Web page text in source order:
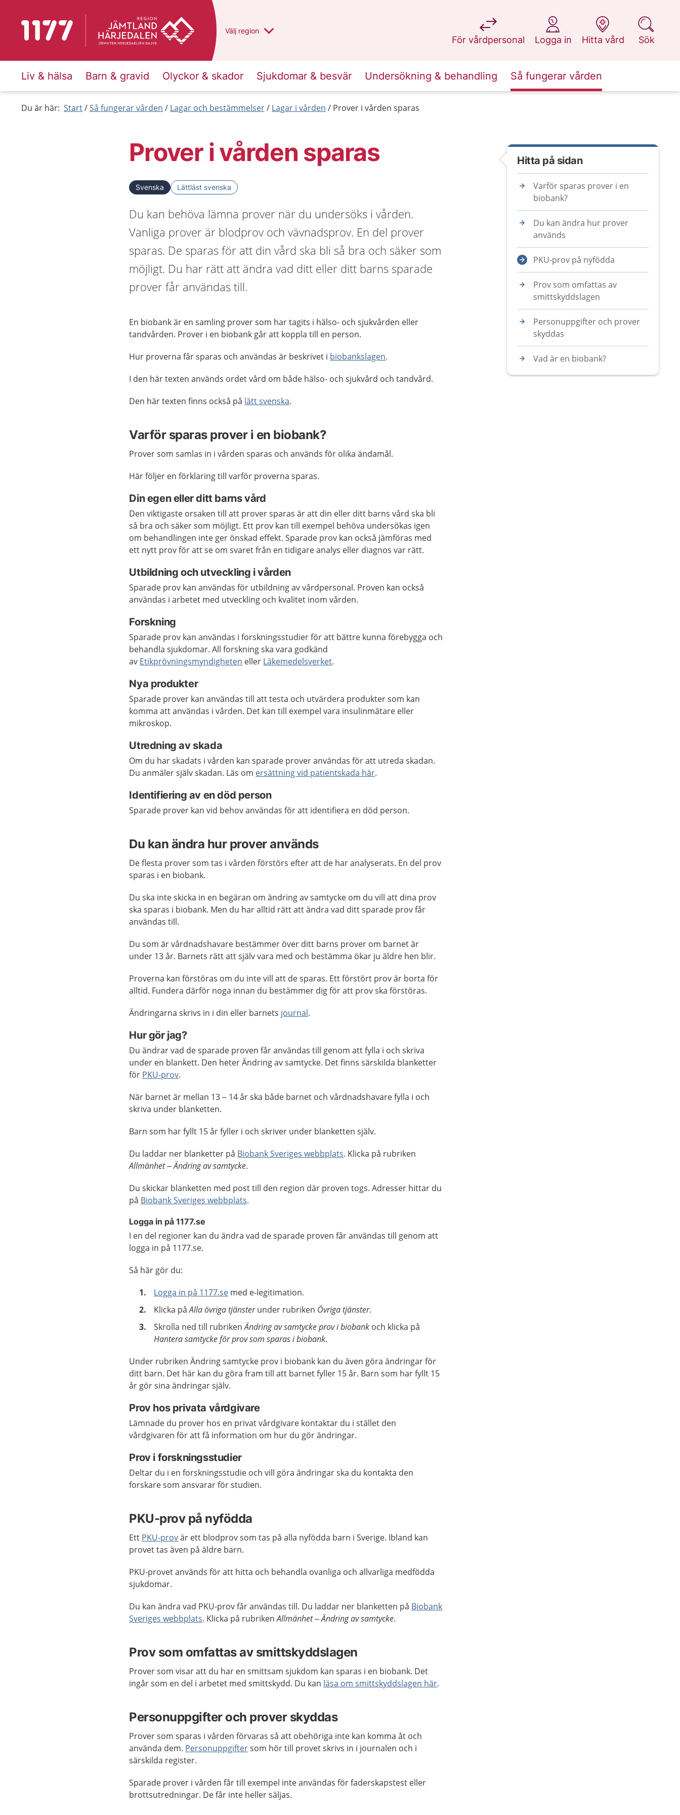
Till startsidan för 1177 Du har valt region
Välj en annan
region
För vårdpersonal
på 1177.se
Logga in
på 1177.se
Hitta vård
på 1177.se
Sök
på 1177.se
Liv & hälsa Barn & gravid Olyckor & skador Sjukdomar & besvär Undersökning & behandling Så fungerar vården
Du är här: Start Så fungerar vården Lagar och bestämmelser Lagar i vården Prover i vården sparas
Prover i vården sparas
Svenska Lättläst svenska
Du kan behöva lämna prover när du undersöks i vården.
Vanliga prover är blodprov och vävnadsprov. En del prover
sparas. De sparas för att din vård ska bli så bra och säker som
möjligt. Du har rätt att ändra vad ditt eller ditt barns sparade
prover får användas till.
En biobank är en samling prover som har tagits i hälso- och sjukvården eller
tandvården. Prover i en biobank går att koppla till en person.
Hur proverna får sparas och användas är beskrivet i biobankslagen.
I den här texten används ordet vård om både hälso- och sjukvård och tandvård.
Den här texten finns också på lätt svenska.
Varför sparas prover i en biobank?
Prover som samlas in i vården sparas och används för olika ändamål.
Här följer en förklaring till varför proverna sparas.
Din egen eller ditt barns vård
Den viktigaste orsaken till att prover sparas är att din eller ditt barns vård ska bli
så bra och säker som möjligt. Ett prov kan till exempel behöva undersökas igen
om behandlingen inte ger önskad effekt. Sparade prov kan också jämföras med
ett nytt prov för att se om svaret från en tidigare analys eller diagnos var rätt.
Utbildning och utveckling i vården
Sparade prov kan användas för utbildning av vårdpersonal. Proven kan också
användas i arbetet med utveckling och kvalitet inom vården.
Forskning
Sparade prov kan användas i forskningsstudier för att bättre kunna förebygga och
behandla sjukdomar. All forskning ska vara godkänd
av Etikprövningsmyndigheten eller Läkemedelsverket.
Nya produkter
Sparade prover kan användas till att testa och utvärdera produkter som kan
komma att användas i vården. Det kan till exempel vara insulinmätare eller
mikroskop.
Utredning av skada
Om du har skadats i vården kan sparade prover användas för att utreda skadan.
Du anmäler själv skadan. Läs om ersättning vid patientskada här.
Identifiering av en död person
Sparade prover kan vid behov användas för att identifiera en död person.
Du kan ändra hur prover används
De flesta prover som tas i vården förstörs efter att de har analyserats. En del prov
sparas i en biobank.
Du ska inte skicka in en begäran om ändring av samtycke om du vill att dina prov
ska sparas i biobank. Men du har alltid rätt att ändra vad ditt sparade prov får
användas till.
Du som är vårdnadshavare bestämmer över ditt barns prover om barnet är
under 13 år. Barnets rätt att själv vara med och bestämma ökar ju äldre hen blir.
Proverna kan förstöras om du inte vill att de sparas. Ett förstört prov är borta för
alltid. Fundera därför noga innan du bestämmer dig för att prov ska förstöras.
Ändringarna skrivs in i din eller barnets journal.
Hur gör jag?
Du ändrar vad de sparade proven får användas till genom att fylla i och skriva
under en blankett. Den heter Ändring av samtycke. Det finns särskilda blanketter
för PKU-prov.
När barnet är mellan 13 – 14 år ska både barnet och vårdnadshavare fylla i och
skriva under blanketten.
Barn som har fyllt 15 år fyller i och skriver under blanketten själv.
Du laddar ner blanketter på Biobank Sveriges webbplats. Klicka på rubriken
Allmänhet–Ändring av samtycke.
Du skickar blanketten med post till den region där proven togs. Adresser hittar du
på Biobank Sveriges webbplats.
Logga in på 1177.se
I en del regioner kan du ändra vad de sparade proven får användas till genom att
logga in på 1177.se.
Så här gör du:
Logga in på 1177.se med e-legitimation.
Klicka påAlla övriga tjänsterunder rubriken Övriga tjänster.
Skrolla ned till rubrikenÄndring av samtycke prov i biobank och klicka på
Hantera samtycke för prov som sparas i biobank.
Under rubriken Ändring samtycke prov i biobank kan du även göra ändringar för
ditt barn. Det här kan du göra fram till att barnet fyller 15 år. Barn som har fyllt 15
år gör sina ändringar själv.
Prov hos privata vårdgivare
Lämnade du prover hos en privat vårdgivare kontaktar du i stället den
vårdgivaren för att få information om hur du gör ändringar.
Prov i forskningsstudier
Deltar du i en forskningsstudie och vill göra ändringar ska du kontakta den
forskare som ansvarar för studien.
PKU-prov på nyfödda
Ett PKU-provär ett blodprov som tas på alla nyfödda barn i Sverige. Ibland kan
provet tas även på äldre barn.
PKU-provet används för att hitta och behandla ovanliga och allvarliga medfödda
sjukdomar.
Du kan ändra vad PKU-prov får användas till. Du laddar ner blanketten på Biobank
Sveriges webbplats. Klicka på rubrikenAllmänhet – Ändring av samtycke.
Prov som omfattas av smittskyddslagen
Prover som visar att du har en smittsam sjukdom kan sparas i en biobank. Det
ingår som en del i arbetet med smittskydd. Du kan läsa om smittskyddslagen här.
Personuppgifter och prover skyddas
Prover som sparas i vården förvaras så att obehöriga inte kan komma åt och
använda dem. Personuppgiftersom hör till provet skrivs in i journalen och i
särskilda register.
Sparade prover i vården får till exempel inte användas för faderskapstest eller
brottsutredningar. De får inte heller säljas.
Hitta på sidan
Varför sparas prover i en
biobank?
Du kan ändra hur prover
används
PKU-prov på nyfödda
Prov som omfattas av
smittskyddslagen
Personuppgifter och prover
skyddas
Vad är en biobank?